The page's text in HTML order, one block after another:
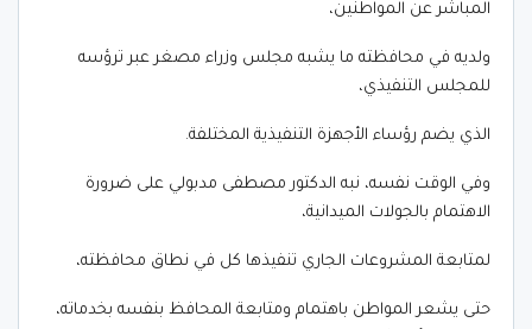
المباشر عن المواطنين،
ولديه في محافظته ما يشبه مجلس وزراء مصغر عبر ترؤسه
للمجلس التنفيذي،
الذي يضم رؤساء الأجهزة التنفيذية المختلفة.
وفي الوقت نفسه، نبه الدكتور مصطفى مدبولي على ضرورة
الاهتمام بالجولات الميدانية،
لمتابعة المشروعات الجاري تنفيذها كل في نطاق محافظته،
حتى يشعر المواطن باهتمام ومتابعة المحافظ بنفسه بخدماته،